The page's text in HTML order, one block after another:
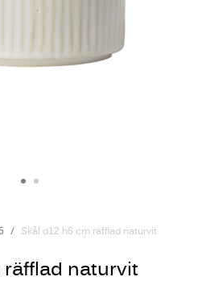
Skål d12 h6 cm räfflad naturvit
räfflad naturvit